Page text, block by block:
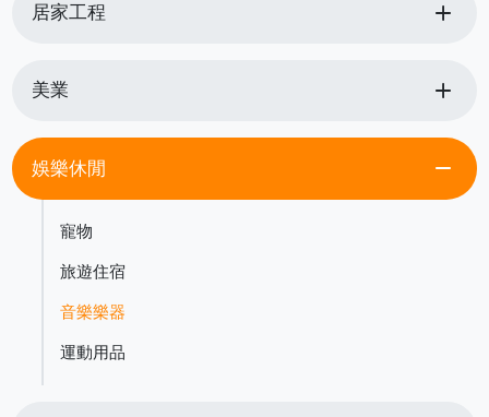
居家工程 add
美業 add
娛樂休閒 remove
寵物
旅遊住宿
音樂樂器
運動用品